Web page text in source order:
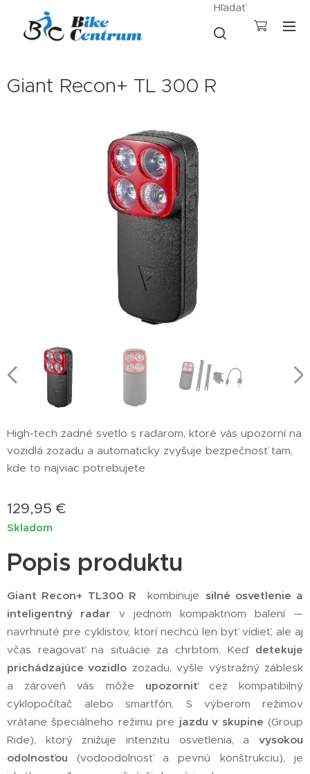
Hľadať
Giant Recon+ TL 300 R
High-tech zadné svetlo s radarom, ktoré vás upozorní na
vozidlá zozadu a automaticky zvyšuje bezpečnosť tam,
kde to najviac potrebujete
129,95 €
Skladom
Popis produktu
Giant Recon+ TL300 R kombinuje silné osvetlenie a
inteligentný radar v jednom kompaktnom balení —
navrhnuté pre cyklistov, ktorí nechcú len byť vidieť, ale aj
včas reagovať na situácie za chrbtom. Keď detekuje
prichádzajúce vozidlo zozadu, vyšle výstražný záblesk
a zároveň vás môže upozorniťcez kompatibilný
cyklopočítač alebo smartfón. S výberom režimov
vrátane špeciálneho režimu pre jazdu v skupine (Group
Ride), ktorý znižuje intenzitu osvetlenia, a vysokou
odolnosťou (vodoodolnosť a pevnú konštrukciu), je